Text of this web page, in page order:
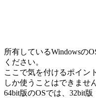
所有しているWindowsの
ください。
ここで気を付けるポイン
しか使うことはできませ
64bit版のOSでは、32bit